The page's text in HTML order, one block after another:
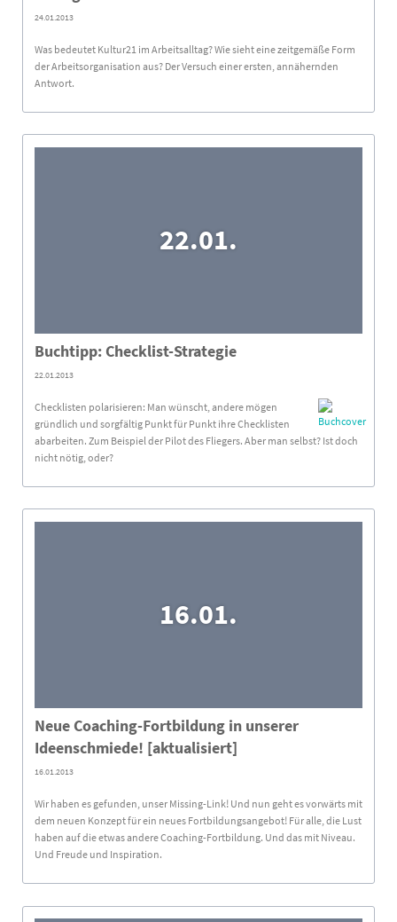
24.01.2013
Was bedeutet Kultur21 im Arbeitsalltag? Wie sieht eine zeitgemäße Form
der Arbeitsorganisation aus? Der Versuch einer ersten, annähernden
Antwort.
22.01.
Buchtipp: Checklist-Strategie
22.01.2013
Checklisten polarisieren: Man wünscht, andere mögen
gründlich und sorgfältig Punkt für Punkt ihre Checklisten
abarbeiten. Zum Beispiel der Pilot des Fliegers. Aber man selbst? Ist doch
nicht nötig, oder?
16.01.
Neue Coaching-Fortbildung in unserer
Ideenschmiede! [aktualisiert]
16.01.2013
Wir haben es gefunden, unser Missing-Link! Und nun geht es vorwärts mit
dem neuen Konzept für ein neues Fortbildungsangebot! Für alle, die Lust
haben auf die etwas andere Coaching-Fortbildung. Und das mit Niveau.
Und Freude und Inspiration.